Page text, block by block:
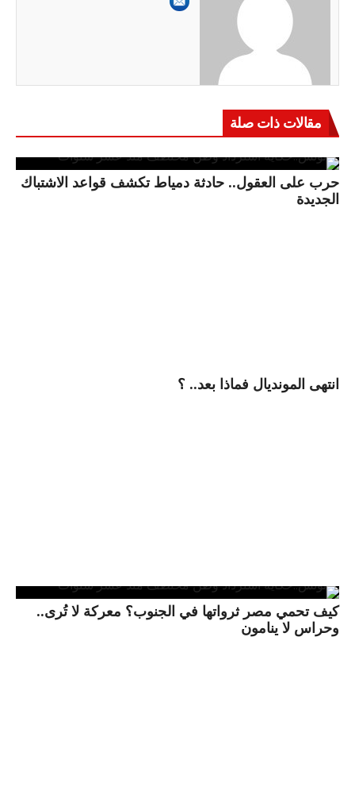
مقالات ذات صلة
حرب على العقول.. حادثة دمياط تكشف قواعد الاشتباك
الجديدة
انتهى المونديال فماذا بعد.. ؟
كيف تحمي مصر ثرواتها في الجنوب؟ معركة لا تُرى..
وحراس لا ينامون